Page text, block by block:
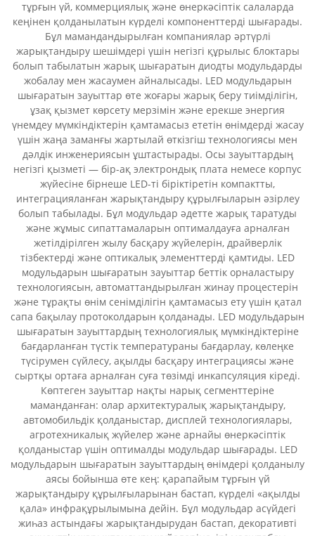
тұрғын үй, коммерциялық және өнеркәсіптік салаларда
кеңінен қолданылатын күрделі компоненттерді шығарады.
Бұл мамандандырылған компаниялар әртүрлі
жарықтандыру шешімдері үшін негізгі құрылыс блоктары
болып табылатын жарық шығаратын диодты модульдарды
жобалау мен жасаумен айналысады. LED модульдарын
шығаратын зауыттар өте жоғары жарық беру тиімділігін,
ұзақ қызмет көрсету мерзімін және ерекше энергия
үнемдеу мүмкіндіктерін қамтамасыз ететін өнімдерді жасау
үшін жаңа заманғы жартылай өткізгіш технологиясы мен
дәлдік инженериясын ұштастырады. Осы зауыттардың
негізгі қызметі — бір-ақ электрондық плата немесе корпус
жүйесіне бірнеше LED-ті біріктіретін компактты,
интеграцияланған жарықтандыру құрылғыларын әзірлеу
болып табылады. Бұл модульдар әдетте жарық таратуды
және жұмыс сипаттамаларын оптималдауға арналған
жетілдірілген жылу басқару жүйелерін, драйверлік
тізбектерді және оптикалық элементтерді қамтиды. LED
модульдарын шығаратын зауыттар беттік орналастыру
технологиясын, автоматтандырылған жинау процестерін
және тұрақты өнім сенімділігін қамтамасыз ету үшін қатал
сапа бақылау протоколдарын қолданады. LED модульдарын
шығаратын зауыттардың технологиялық мүмкіндіктеріне
бағдарланған түстік температураны бағдарлау, көлеңке
түсірумен сүйлесу, ақылды басқару интеграциясы және
сыртқы ортаға арналған суға төзімді инкапсуляция кіреді.
Көптеген зауыттар нақты нарық сегменттеріне
маманданған: олар архитектуралық жарықтандыру,
автомобильдік қолданыстар, дисплей технологиялары,
агротехникалық жүйелер және арнайы өнеркәсіптік
қолданыстар үшін оптималды модульдар шығарады. LED
модульдарын шығаратын зауыттардың өнімдері қолданылу
аясы бойынша өте кең: қарапайым тұрғын үй
жарықтандыру құрылғыларынан бастап, күрделі «ақылды
қала» инфрақұрылымына дейін. Бұл модульдар асүйдегі
жиһаз астындағы жарықтандырудан бастап, декоративті